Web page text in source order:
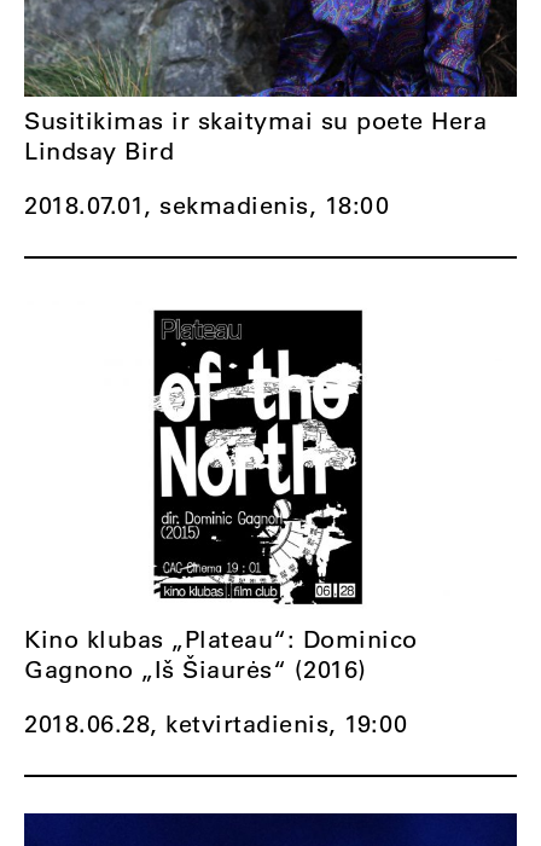
2018.07.01, sekmadienis, 18:00
Susitikimas ir skaitymai su poete Hera
Lindsay Bird
2018.06.28, ketvirtadienis, 19:00
Kino klubas „Plateau“: Dominico
Gagnono „Iš Šiaurės“ (2016)